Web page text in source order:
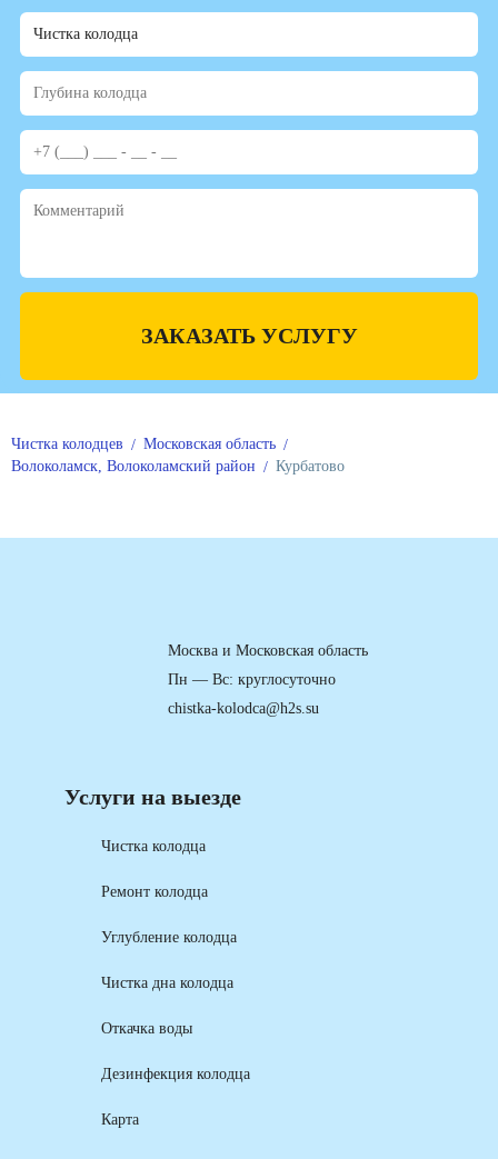
ЗАКАЗАТЬ УСЛУГУ
Чистка колодцев
Московская область
Волоколамск, Волоколамский район
Курбатово
Услуги на выезде
Чистка колодца
Ремонт колодца
Углубление колодца
Чистка дна колодца
Откачка воды
Дезинфекция колодца
Карта
Москва и Московская область
Пн — Вс: круглосуточно
chistka-kolodca@h2s.su